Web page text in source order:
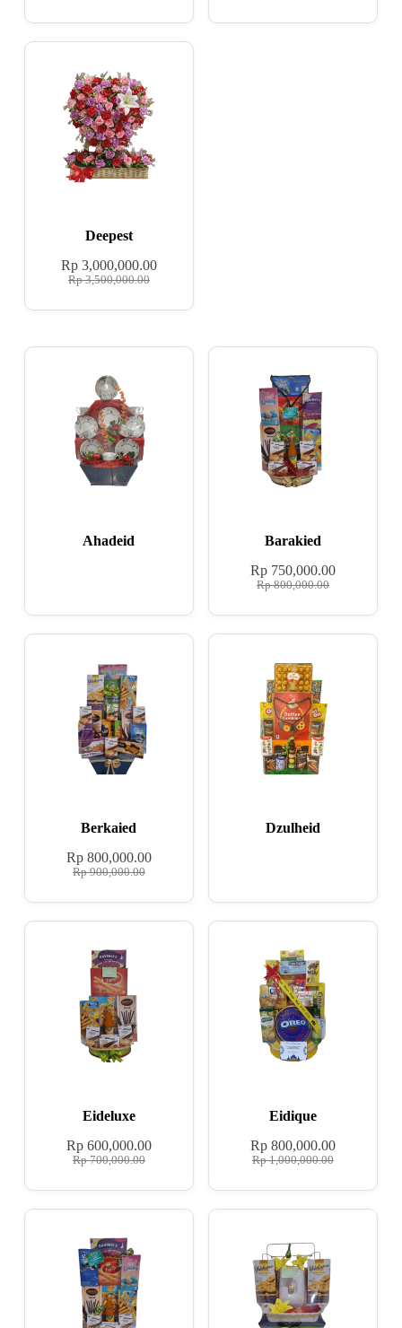
Deepest
Rp3,500,000.00
Rp3,000,000.00
Ahadeid Barakied
Rp800,000.00
Rp 750,000.00
Berkaied
Rp900,000.00
Rp800,000.00
Dzulheid
Eideluxe
Rp700,000.00
Rp600,000.00
Eidique
Rp1,000,000.00
Rp 800,000.00